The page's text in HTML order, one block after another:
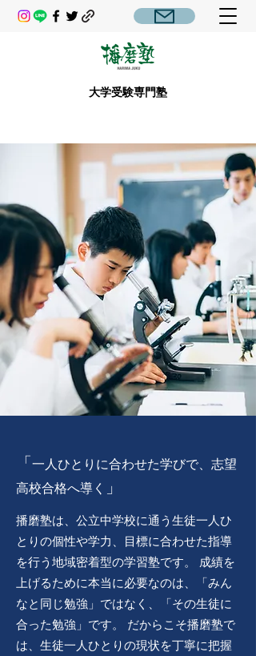
大学受験専門塾
「一人ひとりに合わせた学びで、志望
高校合格へ導く
」
播磨塾は、公立中学校に通う生徒一人ひ
とりの個性や学力、目標に合わせた指導
を行う地域密着型の学習塾です。 成績を
上げるために本当に必要なのは、「みん
なと同じ勉強」ではなく、「その生徒に
合った勉強」です。 だからこそ播磨塾で
は、生徒一人ひとりの現状を丁寧に把握